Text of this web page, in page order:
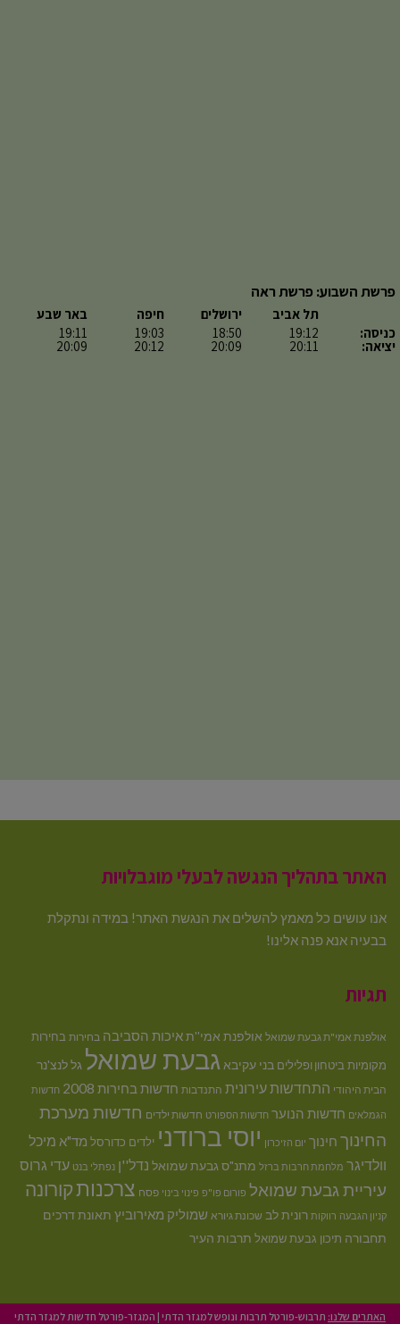
פרשת השבוע: פרשת ראה
כניסה:
יציאה:
תל אביב
19:12
20:11
ירושלים
18:50
20:09
חיפה
19:03
20:12
באר שבע
19:11
20:09
האתר בתהליך הנגשה לבעלי מוגבלויות
אנו עושים כל מאמץ להשלים את הנגשת האתר! במידה ונתקלת
בבעיה אנא פנה אלינו!
תגיות
אולפנת אמי"ת גבעת שמואל אולפנת אמי''תאיכות הסביבה בחירות בחירות
מקומיותביטחון ופלילים בני עקיבא גבעת שמואל גל לנצ'נר
הבית היהודי התחדשות עירונית התנדבות חדשות בחירות 2008 חדשות
הגמלאים חדשות הנוער חדשות הספורט חדשות ילדים חדשות מערכת
החינוך חינוך יום הזיכרון יוסי ברודני ילדים כדורסל מד"א מיכל
וולדיגר מלחמת חרבות ברזל מתנ"ס גבעת שמואל נדל''ן נפתלי בנט עדי גרוס
עיריית גבעת שמואל פורום פו"פ פינוי בינוי פסח צרכנותקורונה
קניון הגבעה רווקות רונית לב שכונת גיורא שמוליק מאירוביץ תאונת דרכים
תחבורה תיכון גבעת שמואל תרבות העיר
האתרים שלנו: תרבוש-פורטל תרבות ונופש למגזר הדתי | המגזר-פורטל חדשות למגזר הדתי